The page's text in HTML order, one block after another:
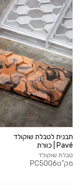
תבנית לטבלת שוקולד
Pavé | כוורת
טבלת שוקולד
מק"טPC5006